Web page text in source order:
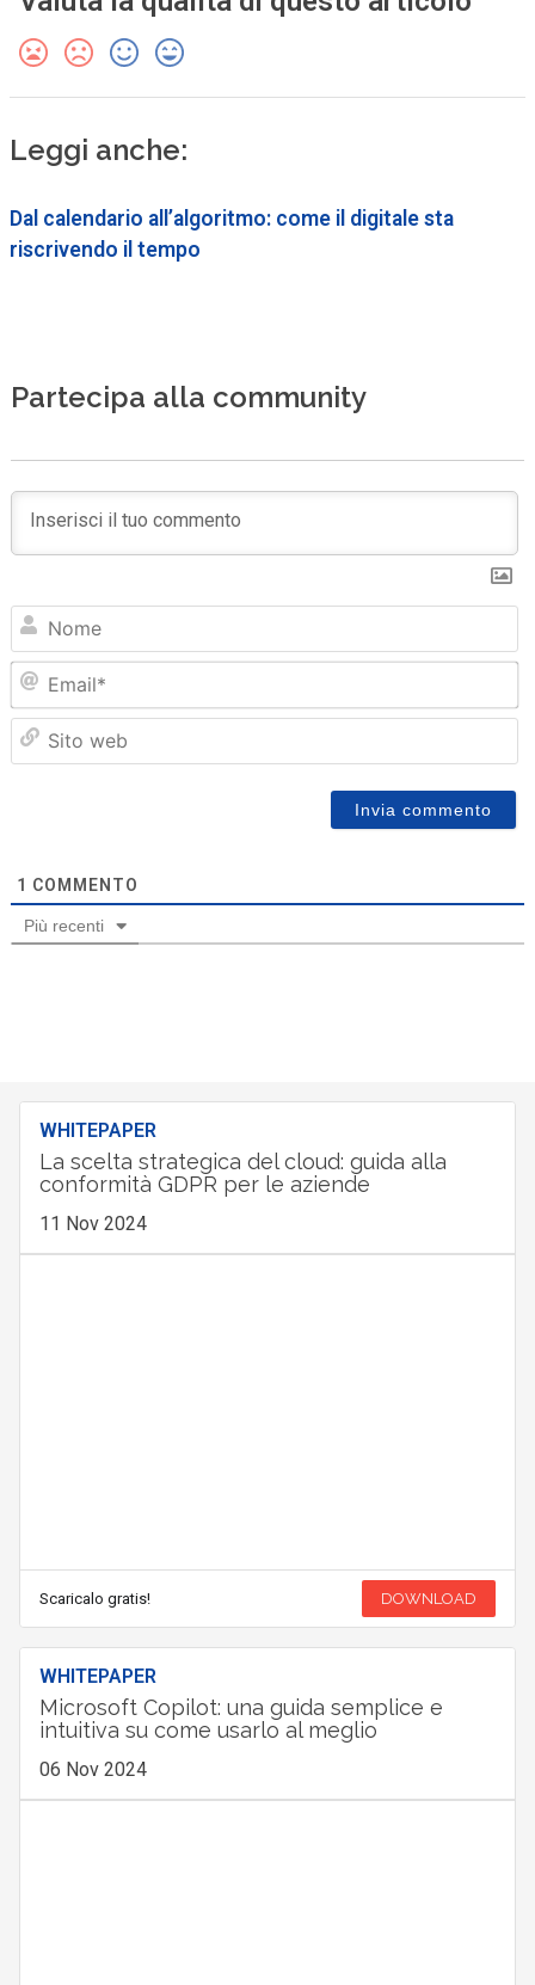
Leggi anche:
Dal calendario all’algoritmo: come il digitale sta
riscrivendo il tempo
Partecipa alla community
1 COMMENTO
Più recenti
WHITEPAPER
La scelta strategica del cloud: guida alla
conformità GDPR per le aziende
11 Nov 2024
Scaricalo gratis! DOWNLOAD
WHITEPAPER
Microsoft Copilot: una guida semplice e
intuitiva su come usarlo al meglio
06 Nov 2024